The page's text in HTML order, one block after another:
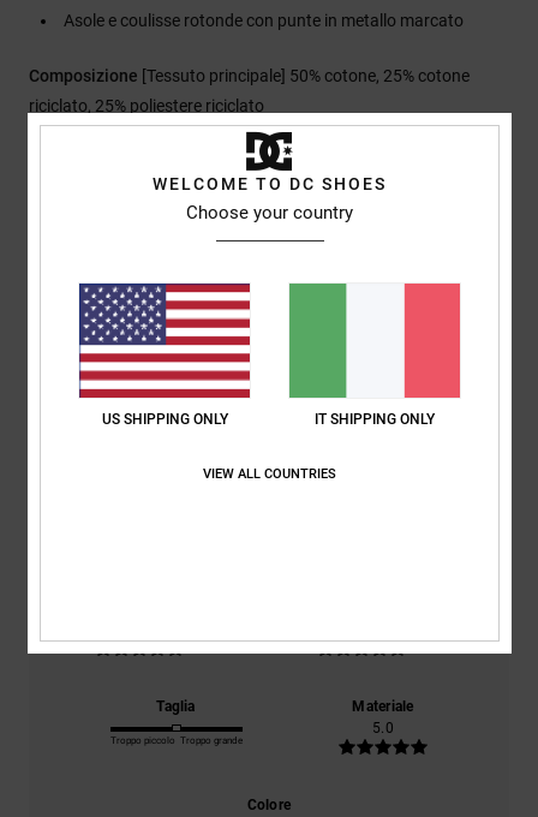
Asole e coulisse rotonde con punte in metallo marcato
Composizione [Tessuto principale] 50% cotone, 25% cotone
riciclato, 25% poliestere riciclato
Recensioni dei clienti
Punteggio medio
5.0
Taglia
Troppo piccolo Troppo grande
Materiale
5.0
Colore
WELCOME TO DC SHOES
Choose your country
US SHIPPING ONLY IT SHIPPING ONLY
VIEW ALL COUNTRIES